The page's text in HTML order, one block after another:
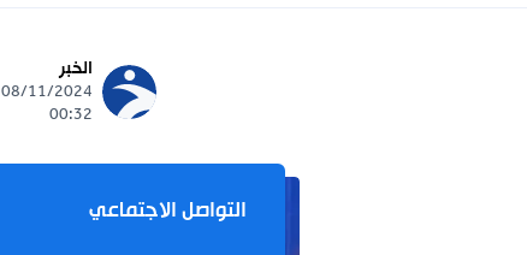
الخبر
00:32
التواصل الاجتماعي